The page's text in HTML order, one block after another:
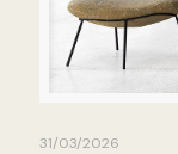
31/03/2026